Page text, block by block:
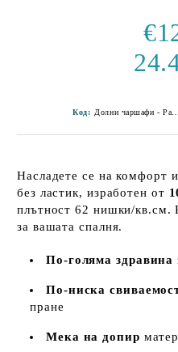
Код:
Насладете се на комфорт
без ластик, изработен от
плътност 62 нишки/кв.см.
за вашата спалня.
По-голяма здравина
По-ниска
пране
Мека на допир